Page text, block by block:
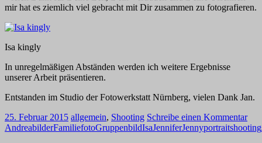
mir hat es ziemlich viel gebracht mit Dir zusammen zu fotografieren.
Isa kingly
In unregelmäßigen Abständen werden ich weitere Ergebnisse
unserer Arbeit präsentieren.
Entstanden im Studio der Fotowerkstatt Nürnberg, vielen Dank Jan.
25. Februar 2015 allgemein, Shooting Schreibe einen Kommentar
AndreabilderFamiliefotoGruppenbildIsaJenniferJennyportraitshooting